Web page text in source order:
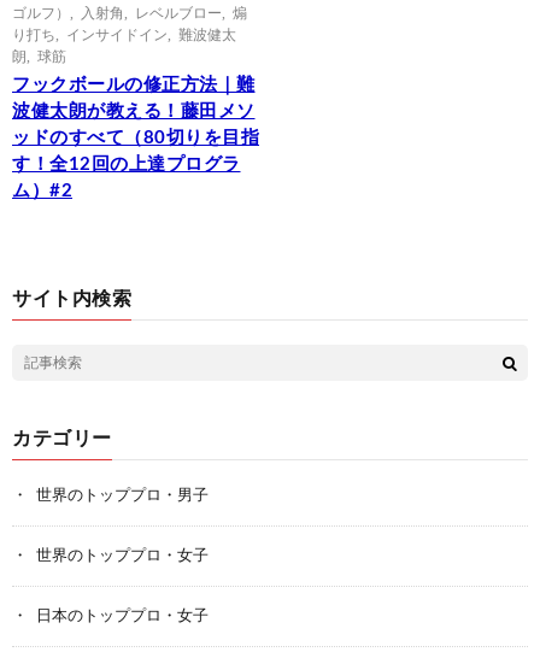
ゴルフ）
入射角 レベルブロー
煽
り打ち
インサイドイン
難波健太
朗
球筋
フックボールの修正方法｜難
波健太朗が教える！藤田メソ
ッドのすべて（80切りを目指
す！全12回の上達プログラ
ム）#2
サイト内検索
カテゴリー
世界のトッププロ・男子
世界のトッププロ・女子
日本のトッププロ・女子